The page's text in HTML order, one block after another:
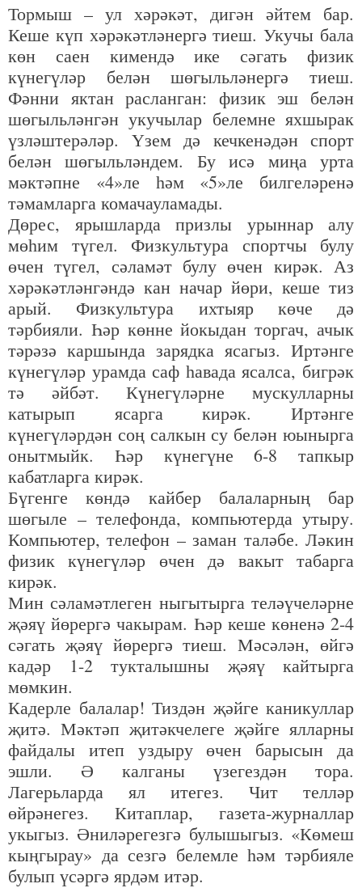
Тормыш – ул хәрәкәт, дигән әйтем бар.
Кеше күп хәрәкәтләнергә тиеш. Укучы бала
көн саен кимендә ике сәгать физик
күнегүләр белән шөгыльләнергә тиеш.
Фәнни яктан расланган: физик эш белән
шөгыльләнгән укучылар белемне яхшырак
үзләштерәләр. Үзем дә кечкенәдән спорт
белән шөгыльләндем. Бу исә миңа урта
мәктәпне «4»ле һәм «5»ле билгеләренә
тәмамларга комачауламады.
Дөрес, ярышларда призлы урыннар алу
мөһим түгел. Физкультура спортчы булу
өчен түгел, сәламәт булу өчен кирәк. Аз
хәрәкәтләнгәндә кан начар йөри, кеше тиз
арый. Физкультура ихтыяр көче дә
тәрбияли. Һәр көнне йокыдан торгач, ачык
тәрәзә каршында зарядка ясагыз. Иртәнге
күнегүләр урамда саф һавада ясалса, бигрәк
тә әйбәт. Күнегүләрне мускулларны
катырып ясарга кирәк. Иртәнге
күнегүләрдән соң салкын су белән юынырга
онытмыйк. Һәр күнегүне 6-8 тапкыр
кабатларга кирәк.
Бүгенге көндә кайбер балаларның бар
шөгыле – телефонда, компьютерда утыру.
Компьютер, телефон – заман таләбе. Ләкин
физик күнегүләр өчен дә вакыт табарга
кирәк.
Мин сәламәтлеген ныгытырга теләүчеләрне
җәяү йөрергә чакырам. Һәр кеше көненә 2-4
сәгать җәяү йөрергә тиеш. Мәсәлән, өйгә
кадәр 1-2 тукталышны җәяү кайтырга
мөмкин.
Кадерле балалар! Тиздән җәйге каникуллар
җитә. Мәктәп җитәкчелеге җәйге ялларны
файдалы итеп уздыру өчен барысын да
эшли. Ә калганы үзегездән тора.
Лагерьларда ял итегез. Чит телләр
өйрәнегез. Китаплар, газета-журналлар
укыгыз. Әниләрегезгә булышыгыз. «Көмеш
кыңгырау» да сезгә белемле һәм тәрбияле
булып үсәргә ярдәм итәр.